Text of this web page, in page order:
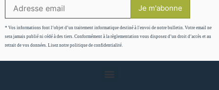
* Vos informations font l’objet d’un traitement informatique destiné à l'envoi de notre bulletin. Votre email ne
sera jamais publié ni cédé à des tiers. Conformément à la règlementation vous disposez d’un droit d’accès et au
retrait de vos données. Lisez notre politique de confidentialité.